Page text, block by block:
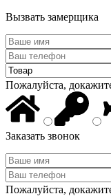
Вызвать замерщика
Пожалуйста,
Заказать звонок
Пожалуйста,